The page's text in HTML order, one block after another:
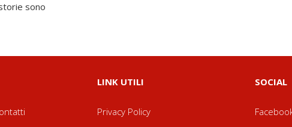
sono
LINK UTILI
Privacy Policy
SOCIAL